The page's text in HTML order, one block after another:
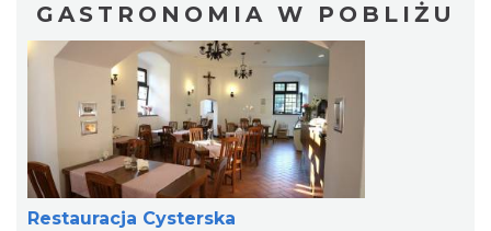
GASTRONOMIA W POBLIŻU
Restauracja Cysterska